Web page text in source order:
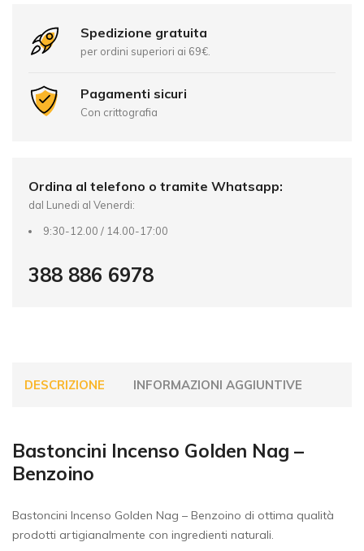
Spedizione gratuita
per ordini superiori ai 69€.
Pagamenti sicuri
Con crittografia
Ordina al telefono o tramite Whatsapp:
dal Lunedi al Venerdi:
9:30-12.00 / 14.00-17:00
388 886 6978
DESCRIZIONE INFORMAZIONI AGGIUNTIVE
Bastoncini Incenso Golden Nag –
Benzoino
Bastoncini Incenso Golden Nag – Benzoino di ottima qualità
prodotti artigianalmente con ingredienti naturali.